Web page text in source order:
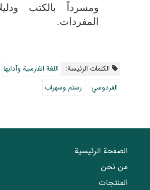
ومسرداً بالكتب
المفردات.
الکلمات الرئيسة: اللغة الفارسية وآدابها
الفردوسي
رستم وسهراب
الصفحة الرئيسية
من نحن
المنتجات